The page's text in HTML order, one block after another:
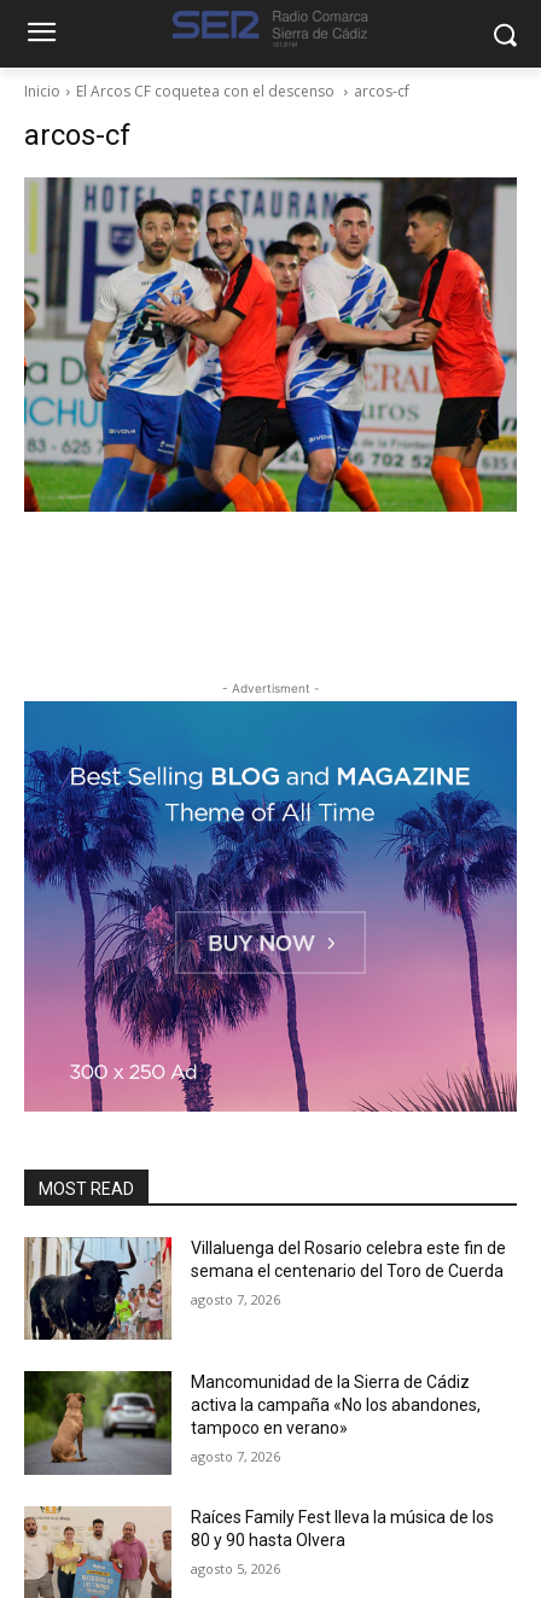
Inicio El Arcos CF coquetea con el descenso arcos-cf
arcos-cf
- Advertisment -
MOST READ
Villaluenga del Rosario celebra este fin de
semana el centenario del Toro de Cuerda
agosto 7, 2026
Mancomunidad de la Sierra de Cádiz
activa la campaña «No los abandones,
tampoco en verano»
agosto 7, 2026
Raíces Family Fest lleva la música de los
80 y 90 hasta Olvera
agosto 5, 2026